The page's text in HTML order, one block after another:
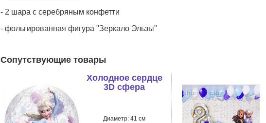
- 2 шара с серебряным конфетти
- фольгированная фигура "Зеркало Эльзы"
Сопутствующие товары
Холодное сердце
3D сфера
Диаметр: 41 см